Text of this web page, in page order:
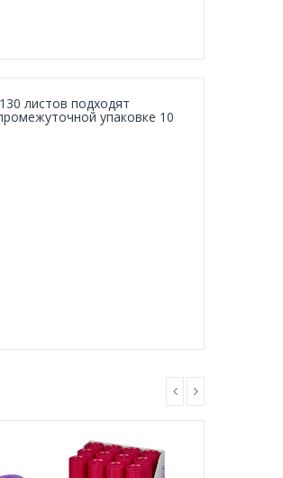
листов подходят
упаковке 10